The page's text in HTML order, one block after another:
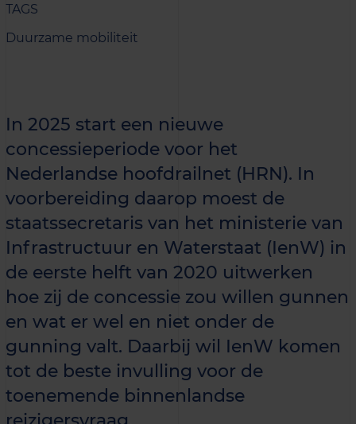
TAGS
Duurzame mobiliteit
In 2025 start een nieuwe
concessieperiode voor het
Nederlandse hoofdrailnet (HRN). In
voorbereiding daarop moest de
staatssecretaris van het ministerie van
Infrastructuur en Waterstaat (IenW) in
de eerste helft van 2020 uitwerken
hoe zij de concessie zou willen gunnen
en wat er wel en niet onder de
gunning valt. Daarbij wil IenW komen
tot de beste invulling voor de
toenemende binnenlandse